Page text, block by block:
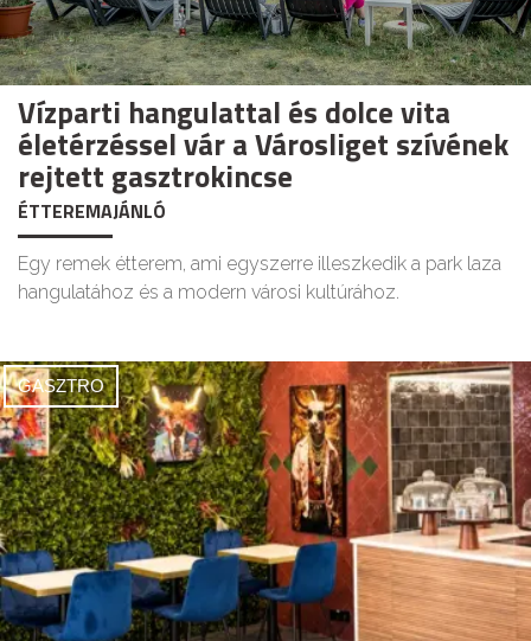
Vízparti hangulattal és dolce vita
életérzéssel vár a Városliget szívének
rejtett gasztrokincse
ÉTTEREMAJÁNLÓ
Egy remek étterem, ami egyszerre illeszkedik a park laza
hangulatához és a modern városi kultúrához.
GASZTRO